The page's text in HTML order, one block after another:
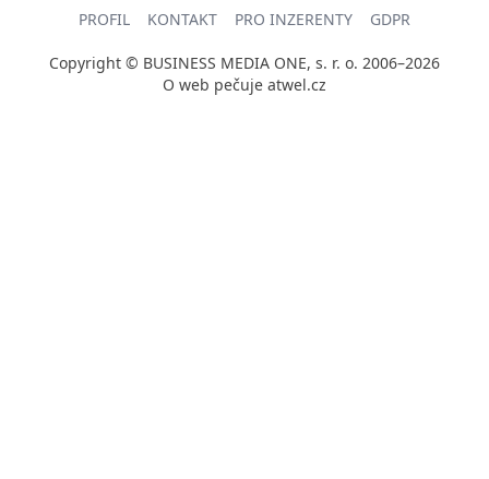
PROFIL KONTAKT PRO INZERENTY GDPR
Copyright © BUSINESS MEDIA ONE, s. r. o. 2006–2026